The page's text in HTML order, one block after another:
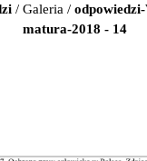
/ Galeria /
matura-2018 - 14